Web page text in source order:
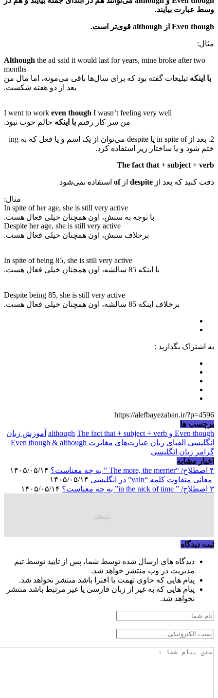
وسط عبارت بیایند.
Even though از although قوی‌تر است.
مثال:
Although the ad said it would last for years, mine broke after two
months
با اینکه تبلیغات گفته بود که برای سال‌ها باقی می‌مونه، اما مال من
بعد از دو هفته شکست.
I went to work even though I wasn’t feeling very well
من سر کار رفتم با اینکه حالم خوب نبود.
2. بعد از in spite of یا despite می‌توان از یک اسم و یا فعل که به ing
ختم شود و یا ساختار زیر استفاده کرد.
The fact that + subject + verb
دقت کنید که بعد از despite ازof استفاده نمی‌شود
مثال‌:
In spite of her age, she is still very active
با توجه به سنش، اون همچنان خیلی فعال هست.
Despite her age, she is still very active
برخلاف سنش، اون همچنان خیلی فعال هست.
In spite of being 85, she is still very active
با اینکه 85 سالشه، اون همچنان خیلی فعال هست.
Despite being 85, she is still very active
برخلاف اینکه 85 سالشه، اون همچنان خیلی فعال هست.
به اشتراک بگذارید :
https://alefbayezaban.ir/?p=4596
برچسب ها
Even though و although
The fact that + subject + verb
آموزش زبان
انگلیسی الفبای زبان عبارت‌های مغایرت Even though & although
گرامر زبان انگلیسی
اخبار مشابه
۴ اصطلاح/ “The more, the merrier ” به چه معناست؟
معانی متفاوت کلمه “vain” در انگلیسی
۳ اصطلاح/ ” in the nick of time” به چه معناست؟
ثبت دیدگاه
دیدگاه های ارسال شده توسط شما، پس از تایید توسط تیم
مدیریت در وب منتشر خواهد شد.
پیام هایی که حاوی تهمت یا افترا باشد منتشر نخواهد شد.
پیام هایی که به غیر از زبان فارسی یا غیر مرتبط باشد منتشر
نخواهد شد.